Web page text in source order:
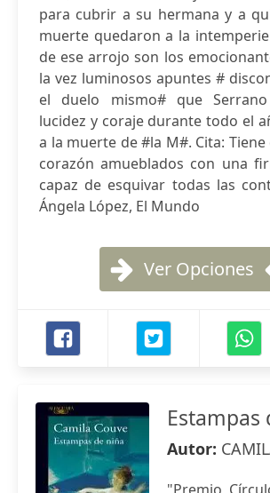
para cubrir a su hermana y a
muerte quedaron a la
de ese arrojo son los
la vez luminosos apuntes #
el duelo mismo# que
lucidez y coraje durante todo el
a la muerte de #la M#. Cita:
corazón amueblados con una
capaz de esquivar todas las
Ángela López, El Mundo
Ver Opciones
Estampas
Autor: